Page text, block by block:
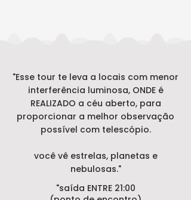
"Esse tour te leva a locais com menor
interferência luminosa, ONDE é
REALIZADO a céu aberto, para
proporcionar a melhor observação
possível com telescópio.
você vê estrelas, planetas e
nebulosas."
"saída ENTRE 21:00